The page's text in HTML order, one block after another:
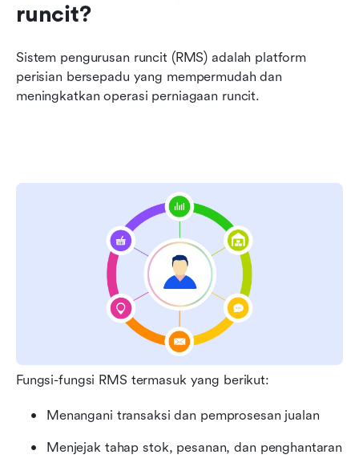
runcit?
Sistem pengurusan runcit (RMS) adalah platform
perisian bersepadu yang mempermudah dan
meningkatkan operasi perniagaan runcit.
Fungsi-fungsi RMS termasuk yang berikut:
Menangani transaksi dan pemprosesan jualan
Menjejak tahap stok, pesanan, dan penghantaran